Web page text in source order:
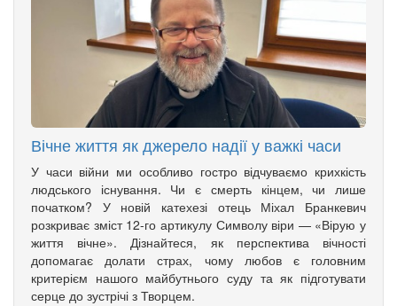
Вічне життя як джерело надії у важкі часи
У часи війни ми особливо гостро відчуваємо крихкість
людського існування. Чи є смерть кінцем, чи лише
початком? У новій катехезі отець Міхал Бранкевич
розкриває зміст 12-го артикулу Символу віри — «Вірую у
життя вічне». Дізнайтеся, як перспектива вічності
допомагає долати страх, чому любов є головним
критерієм нашого майбутнього суду та як підготувати
серце до зустрічі з Творцем.